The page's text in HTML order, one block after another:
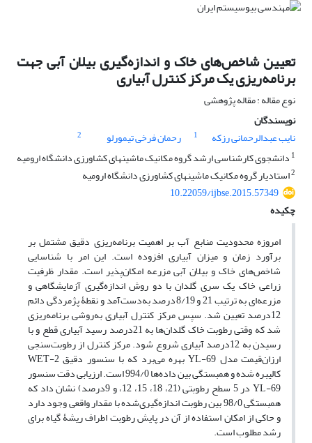
تعیین شاخص‌های خاک و اندازه‌گیری بیلان آبی جهت
برنامه‌ریزی یک مرکز کنترل آبیاری
نوع مقاله : مقاله پژوهشی
نویسندگان
نایب عبدالرحمانی رزکه
1 رحمان فرخی تیمورلو
2
1 دانشجوی کارشناسی ارشد گروه مکانیک ماشین‏های کشاورزی دانشگاه ارومیه
2استادیار گروه مکانیک ماشین‏های کشاورزی دانشگاه ارومیه
10.22059/ijbse.2015.57349
چکیده
امروزه محدودیت منابع آب بر اهمیت برنامه‌ریزی دقیق مشتمل بر
برآورد زمان و میزان آبیاری افزوده است. این امر با شناسایی
شاخص‌های خاک و بیلان آبی مزرعه امکان‌پذیر است. مقدار ظرفیت
زراعی خاک یک سری گلدان‌ با دو روش اندازه‌گیری آزمایشگاهی و
مزرعه‌ای به ترتیب 21 و 8/19درصد به‌دست‌آمد و نقطۀ پژمردگی دائم
12درصد تعیین شد. سپس مرکز کنترل آبیاری به‌روشی برنامه‌ریزی
شد که وقتی رطوبت خاک گلدان‌ها به 21درصد رسید آبیاری قطع و با
رسیدن به 12درصد آبیاری شروع شود. مرکز کنترل از رطوبت‌سنجی
ارزان‌قیمت مدل YL-69 بهره می‌برد که با سنسور دقیق WET-2
کالیبره شده و همبستگی بین داده‌ها 994/0 است. ارزیابی دقت سنسور
YL-69 در 5 سطح رطوبتی (21، 18، 15، 12، و 9درصد) نشان داد که
همبستگی 98/0 بین رطوبت‌ اندازه‌گیری‌شده با مقدار واقعی وجود دارد
و حاکی از امکان استفاده از آن در پایش رطوبت اطراف ریشۀ گیاه برای
رشد مطلوب است.